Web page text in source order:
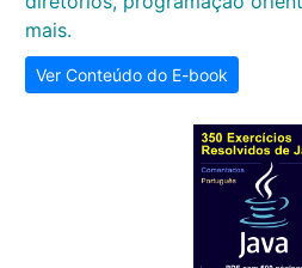
mais.
Ver Conteúdo do E-book